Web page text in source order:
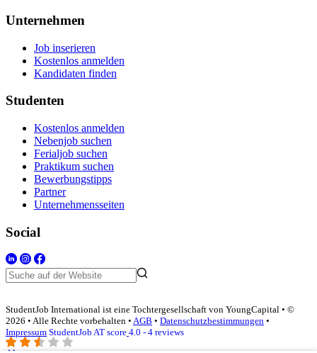
Unternehmen
Job inserieren
Kostenlos anmelden
Kandidaten finden
Studenten
Kostenlos anmelden
Nebenjob suchen
Ferialjob suchen
Praktikum suchen
Bewerbungstipps
Partner
Unternehmensseiten
Social
StudentJob International ist eine Tochtergesellschaft von YoungCapital • ©
2026 • Alle Rechte vorbehalten • AGB • Datenschutzbestimmungen •
Impressum StudentJob AT score 4.0 - 4 reviews